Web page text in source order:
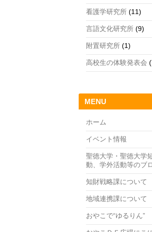
看護学研究所 (11)
言語文化研究所 (9)
附置研究所 (1)
高校生の体験発表会
MENU
ホーム
イベント情報
聖徳大学・聖徳大
動、学外活動等のブ
知財戦略課について
地域連携課について
おやこで“ゆるりん”